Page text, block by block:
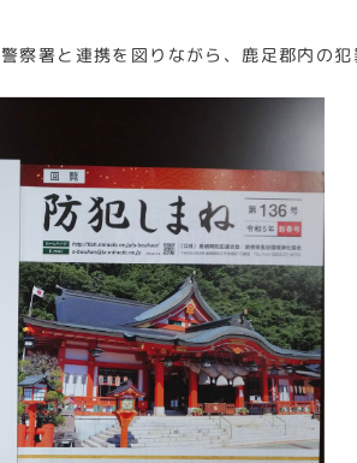
察署と連携を図りながら、鹿足郡内の